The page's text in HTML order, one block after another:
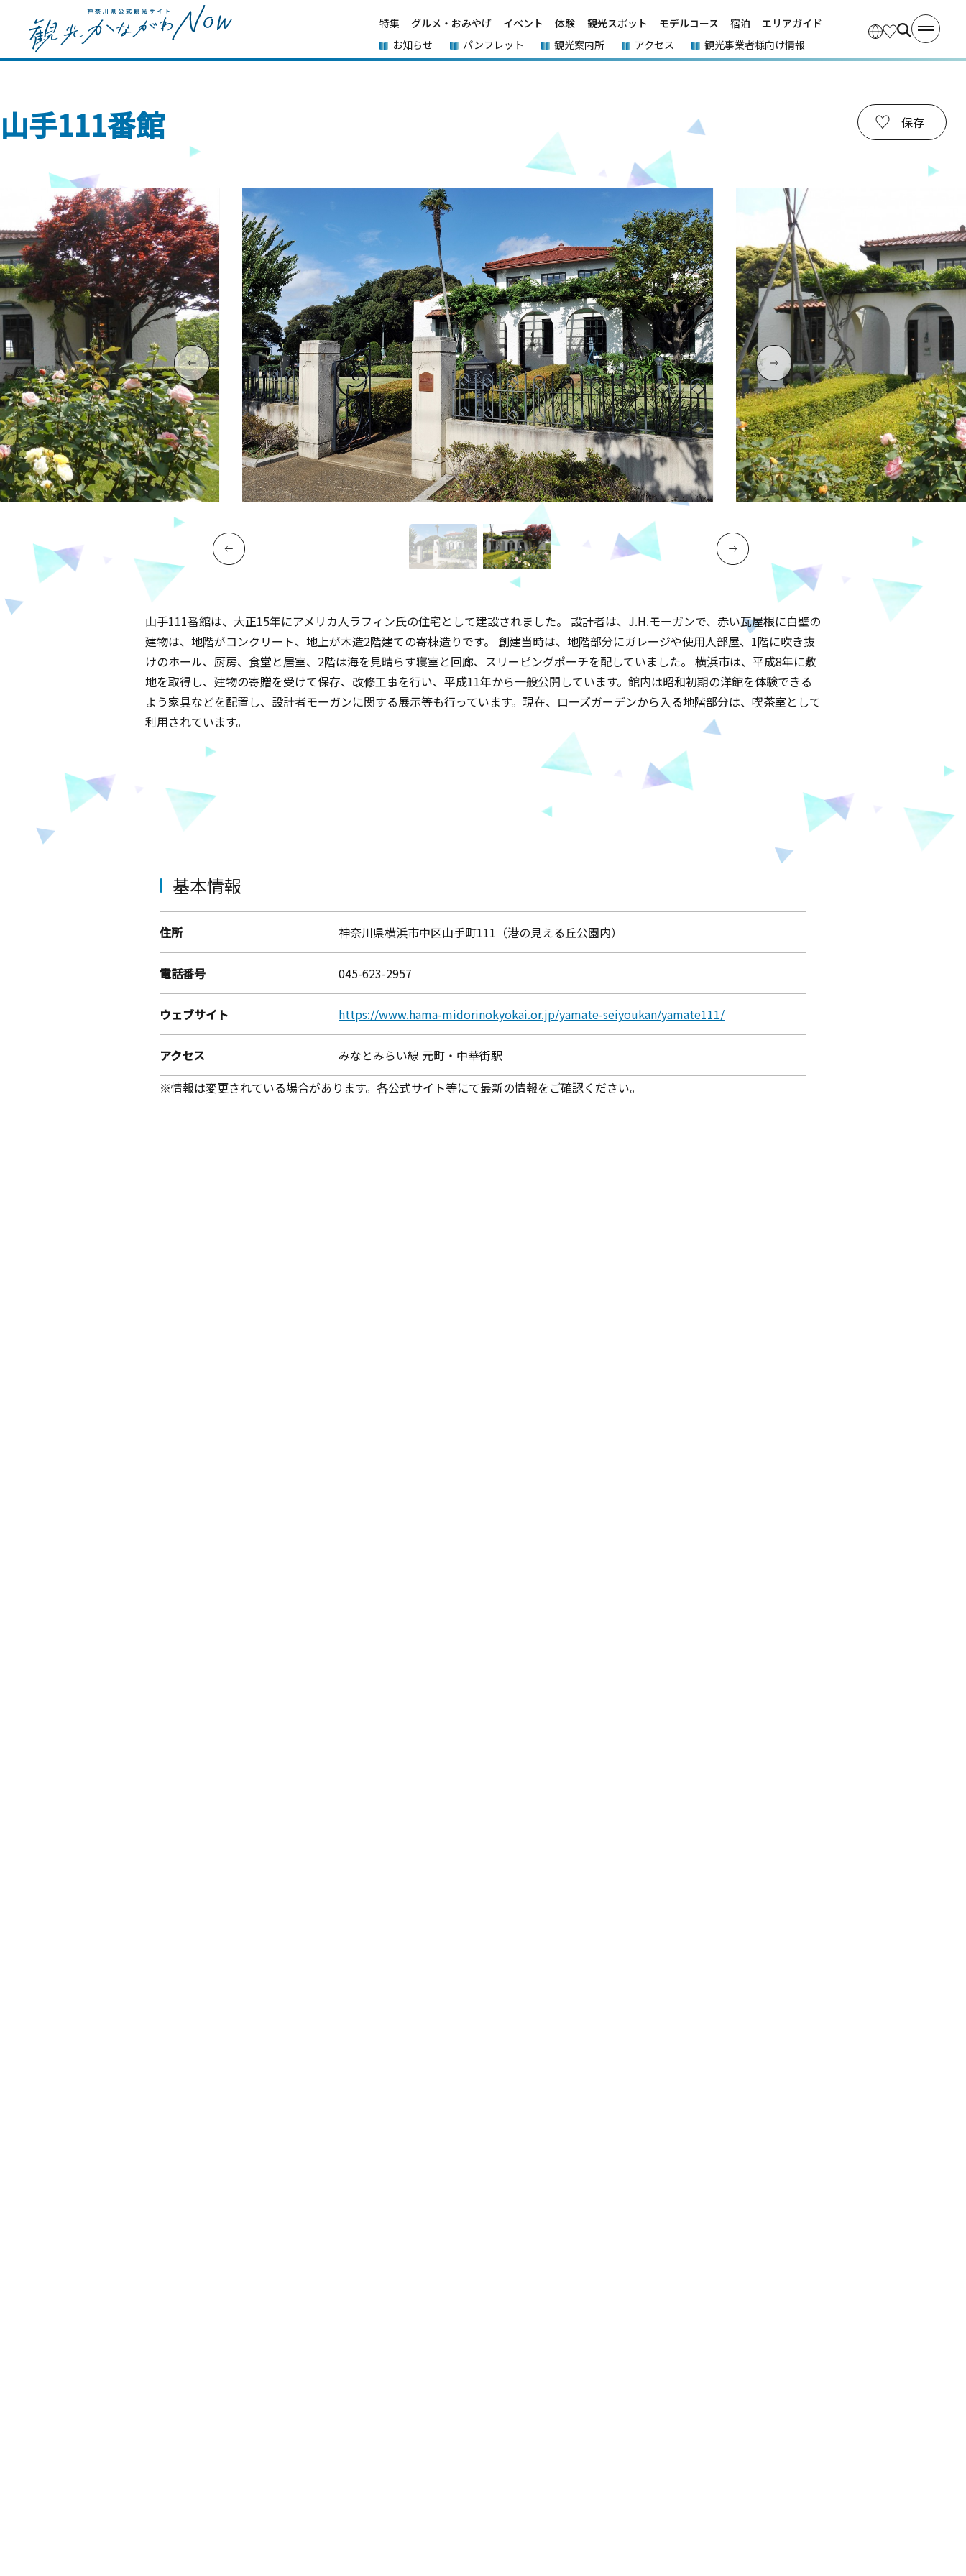
特集 グルメ・おみやげ イベント 体験 観光スポット モデルコース 宿泊
エリアガイド
お知らせ
パンフレット 観光案内所 アクセス 観光事業者様向け情報
山手111番館 保存
山手111番館は、大正15年にアメリカ人ラフィン氏の住宅として建設されました。 設計者は、J.H.モーガンで、赤い瓦屋根に白壁の
建物は、地階がコンクリート、地上が木造2階建ての寄棟造りです。 創建当時は、地階部分にガレージや使用人部屋、1階に吹き抜
けのホール、厨房、食堂と居室、2階は海を見晴らす寝室と回廊、スリーピングポーチを配していました。 横浜市は、平成8年に敷
地を取得し、建物の寄贈を受けて保存、改修工事を行い、平成11年から一般公開しています。館内は昭和初期の洋館を体験できる
よう家具などを配置し、設計者モーガンに関する展示等も行っています。現在、ローズガーデンから入る地階部分は、喫茶室として
利用されています。
基本情報
住所 神奈川県横浜市中区山手町111（港の見える丘公園内）
電話番号 045-623-2957
ウェブサイト https://www.hama-midorinokyokai.or.jp/yamate-seiyoukan/yamate111/
アクセス
みなとみらい線 元町・中華街駅
※情報は変更されている場合があります。各公式サイト等にて最新の情報をご確認ください。